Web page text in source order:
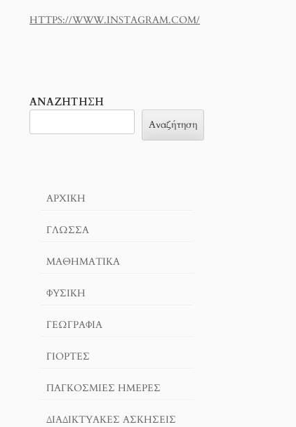
HTTPS://WWW.INSTAGRAM.COM/
ΑΝΑΖΉΤΗΣΗ
Αναζήτηση
ΑΡΧΙΚΉ
ΓΛΏΣΣΑ
ΜΑΘΗΜΑΤΙΚΆ
ΦΥΣΙΚΗ
ΓΕΩΓΡΑΦΊΑ
ΓΙΟΡΤΈΣ
ΠΑΓΚΟΣΜΙΕΣ ΗΜΕΡΕΣ
ΔΙΑΔΙΚΤΥΑΚΈΣ ΑΣΚΉΣΕΙΣ